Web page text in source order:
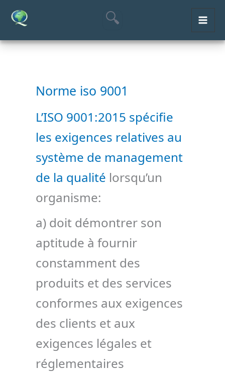
Aller
contenu
Norme iso 9001
L’ISO 9001:2015 spécifie
les exigences relatives au
système de management
de la qualité lorsqu’un
organisme:
a) doit démontrer son
aptitude à fournir
constamment des
produits et des services
conformes aux exigences
des clients et aux
exigences légales et
réglementaires